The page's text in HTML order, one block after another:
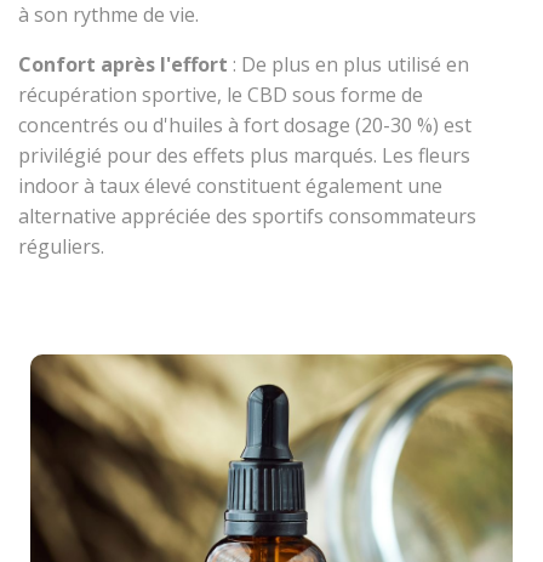
à son rythme de vie.
Confort après l'effort : De plus en plus utilisé en
récupération sportive, le CBD sous forme de
concentrés ou d'huiles à fort dosage (20-30 %) est
privilégié pour des effets plus marqués. Les fleurs
indoor à taux élevé constituent également une
alternative appréciée des sportifs consommateurs
réguliers.